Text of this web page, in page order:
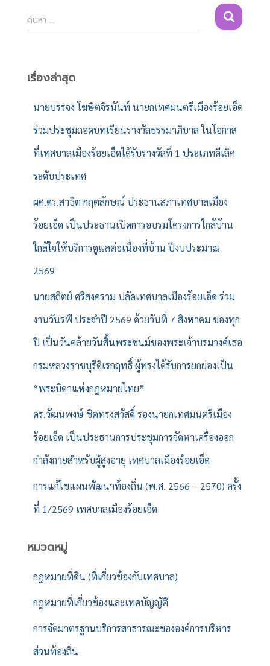
ค้
น
สำ
ค้นหา …
เรื่องล่าสุด
นายบรรจง โฆษิตจิรนันท์ นายกเทศมนตรีเมืองร้อยเอ็ด
ร่วมประชุมถอดบทเรียนรางวัลธรรมาภิบาล ในโอกาส
ที่เทศบาลเมืองร้อยเอ็ดได้รับรางวัลที่ 1 ประเภทดีเลิศ
ระดับประเทศ
ผศ.ดร.สาธิต กฤตลักษณ์ ประธานสภาเทศบาลเมือง
ร้อยเอ็ด เป็นประธานเปิดการอบรมโครงการใกล้บ้าน
ใกล้ใจให้บริการดูแลต่อเนื่องที่บ้าน ปีงบประมาณ
2569
นายสถิตย์ ศรีสงคราม ปลัดเทศบาลเมืองร้อยเอ็ด ร่วม
งานวันรพี ประจำปี 2569 ด้วยวันที่ 7 สิงหาคม ของทุก
ปี เป็นวันคล้ายวันสิ้นพระชนม์ของพระเจ้าบรมวงศ์เธอ
กรมหลวงราชบุรีดิเรกฤทธิ์ ผู้ทรงได้รับการยกย่องเป็น
“พระบิดาแห่งกฎหมายไทย”
ดร.วัฒนพงษ์ ชิตทรงสวัสดิ์ รองนายกเทศมนตรีเมือง
ร้อยเอ็ด เป็นประธานการประชุมการจัดหาเครื่องออก
กำลังกายสำหรับผู้สูงอายุ เทศบาลเมืองร้อยเอ็ด
การแก้ไขแผนพัฒนาท้องถิ่น (พ.ศ. 2566 – 2570) ครั้ง
ที่ 1/2569 เทศบาลเมืองร้อยเอ็ด
หมวดหมู่
กฎหมายที่ดิน (ที่เกี่ยวข้องกับเทศบาล)
กฎหมายที่เกี่ยวข้องและเทศบัญญัติ
การจัดมาตรฐานบริการสาธารณะขององค์การบริหาร
ส่วนท้องถิ่น